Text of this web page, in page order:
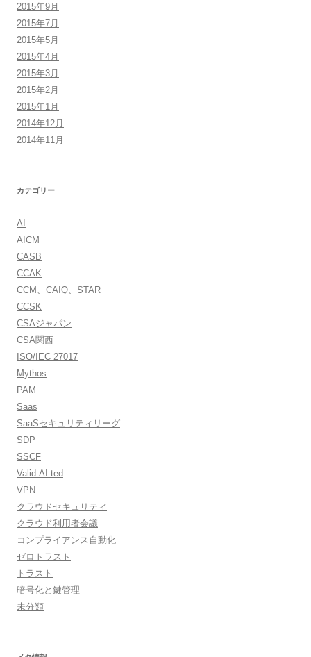
2015年9月
2015年7月
2015年5月
2015年4月
2015年3月
2015年2月
2015年1月
2014年12月
2014年11月
カテゴリー
AI
AICM
CASB
CCAK
CCM、CAIQ、STAR
CCSK
CSAジャパン
CSA関西
ISO/IEC 27017
Mythos
PAM
Saas
SaaSセキュリティリーグ
SDP
SSCF
Valid-AI-ted
VPN
クラウドセキュリティ
クラウド利用者会議
コンプライアンス自動化
ゼロトラスト
トラスト
暗号化と鍵管理
未分類